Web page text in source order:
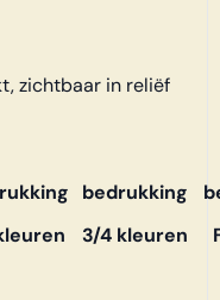
in reliëf
bedrukking
3/4 kleuren